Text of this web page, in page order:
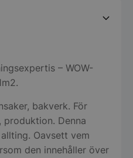
– WOW-
bakverk. För
Denna
Oavsett vem
den innehåller över